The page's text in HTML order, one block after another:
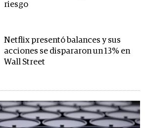
riesgo
Netflix presentó balances y sus
acciones se dispararon un 13% en
Wall Street